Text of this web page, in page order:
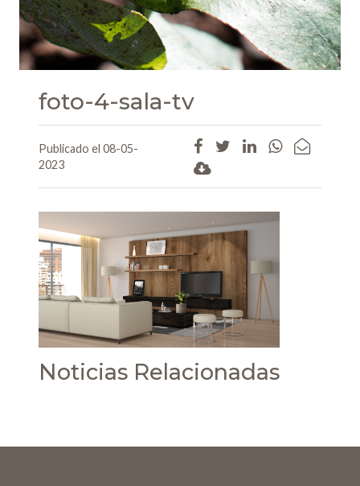
foto-4-sala-tv
Publicado el 08-05-
2023
Noticias Relacionadas